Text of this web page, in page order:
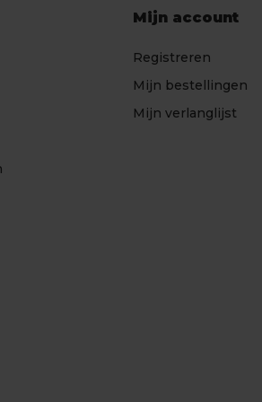
Mijn account
Registreren
Mijn bestellingen
Mijn verlanglijst